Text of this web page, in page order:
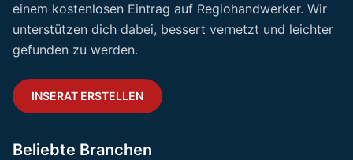
einem kostenlosen Eintrag auf Regiohandwerker. Wir
unterstützen dich dabei, bessert vernetzt und leichter
gefunden zu werden.
INSERAT ERSTELLEN
Beliebte Branchen